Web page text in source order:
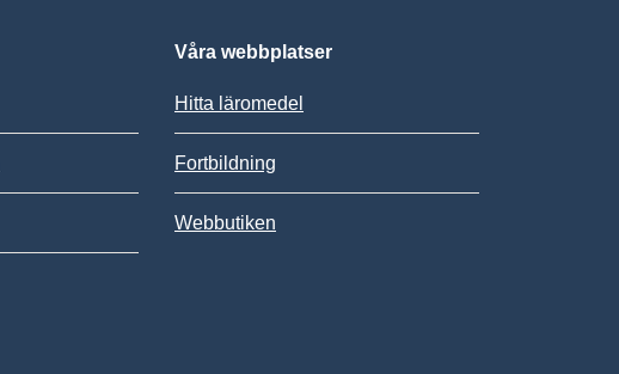
Våra webbplatser
Hitta läromedel
Fortbildning
Webbutiken